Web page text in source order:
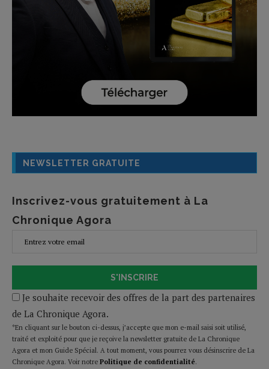
NEWSLETTER GRATUITE
Inscrivez-vous gratuitement à La
Chronique Agora
S'INSCRIRE
Je souhaite recevoir des offres de la part des partenaires
de La Chronique Agora.
*En cliquant sur le bouton ci-dessus, j’accepte que mon e-mail saisi soit utilisé,
traité et exploité pour que je reçoive la newsletter gratuite de La Chronique
Agora et mon Guide Spécial. A tout moment, vous pourrez vous désinscrire de La
Chronique Agora. Voir notre Politique de confidentialité.